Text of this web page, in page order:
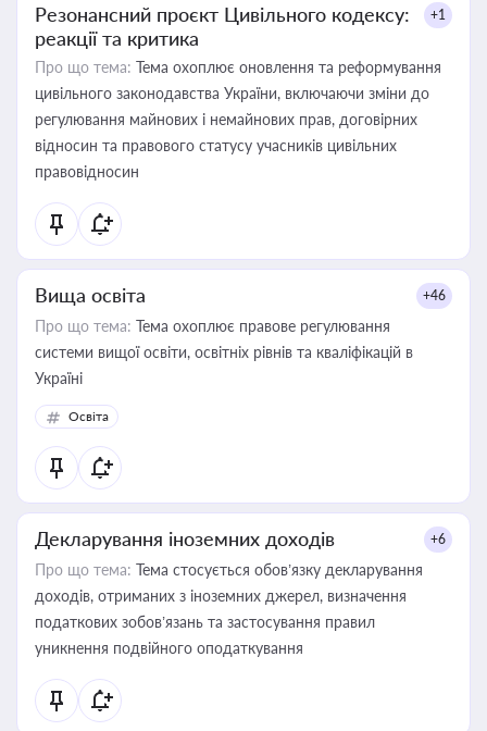
Резонансний проєкт Цивільного кодексу:
реакції та критика
+1
Про що тема: Тема охоплює оновлення та реформування
цивільного законодавства України, включаючи зміни до
регулювання майнових і немайнових прав, договірних
відносин та правового статусу учасників цивільних
правовідносин
Вища освіта +46
Про що тема: Тема охоплює правове регулювання
системи вищої освіти, освітніх рівнів та кваліфікацій в
Україні
Освіта
Декларування іноземних доходів +6
Про що тема: Тема стосується обов’язку декларування
доходів, отриманих з іноземних джерел, визначення
податкових зобов’язань та застосування правил
уникнення подвійного оподаткування